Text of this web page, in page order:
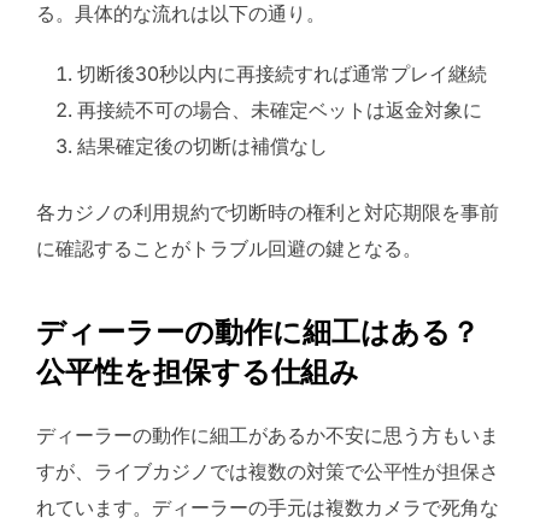
る。具体的な流れは以下の通り。
切断後30秒以内に再接続すれば通常プレイ継続
再接続不可の場合、未確定ベットは返金対象に
結果確定後の切断は補償なし
各カジノの利用規約で切断時の権利と対応期限を事前
に確認することがトラブル回避の鍵となる。
ディーラーの動作に細工はある？
公平性を担保する仕組み
ディーラーの動作に細工があるか不安に思う方もいま
すが、ライブカジノでは複数の対策で公平性が担保さ
れています。ディーラーの手元は複数カメラで死角な